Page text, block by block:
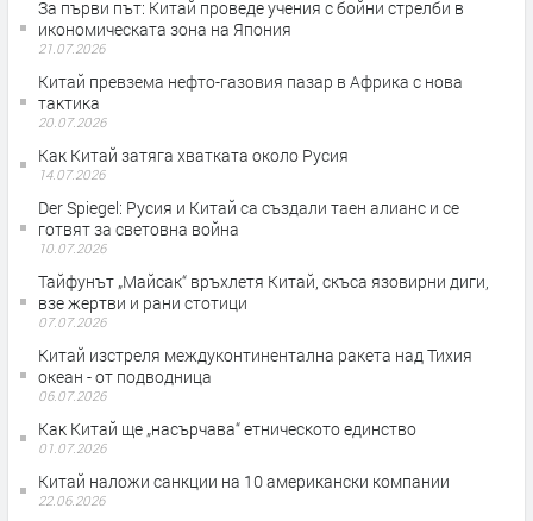
За първи път: Китай проведе учения с бойни стрелби в
икономическата зона на Япония
21.07.2026
Китай превзема нефто-газовия пазар в Африка с нова
тактика
20.07.2026
Как Китай затяга хватката около Русия
14.07.2026
Der Spiegel: Русия и Китай са създали таен алианс и се
готвят за световна война
10.07.2026
Тайфунът „Майсак“ връхлетя Китай, скъса язовирни диги,
взе жертви и рани стотици
07.07.2026
Китай изстреля междуконтинентална ракета над Тихия
океан - от подводница
06.07.2026
Как Китай ще „насърчава“ етническото единство
01.07.2026
Китай наложи санкции на 10 американски компании
22.06.2026